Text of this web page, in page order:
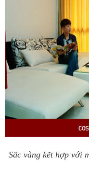
Sắc vàng kết hợp với